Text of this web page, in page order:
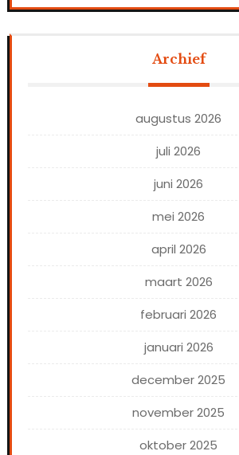
Archief
augustus 2026
juli 2026
juni 2026
mei 2026
april 2026
maart 2026
februari 2026
januari 2026
december 2025
november 2025
oktober 2025